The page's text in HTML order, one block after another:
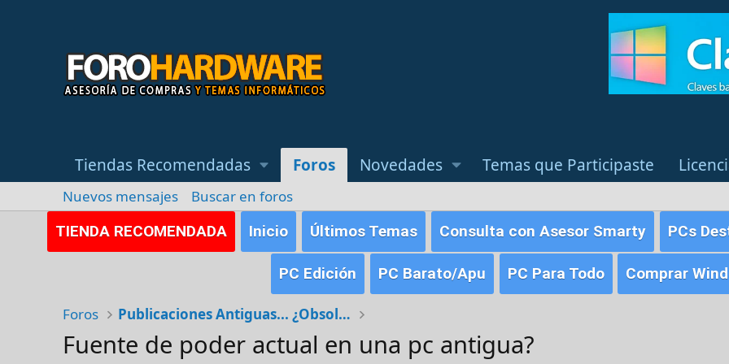
Tiendas Recomendadas Foros Novedades Temas que Participaste
Nuevos mensajes
Buscar en foros
TIENDA RECOMENDADA
Inicio Últimos Temas Consulta con Asesor Smarty PCs
PC Edición PC Barato/Apu PC Para Todo Comprar
Foros Publicaciones Antiguas... ¿Obsoletas?
Fuente de poder actual en una pc antigua?